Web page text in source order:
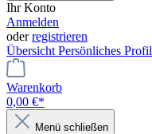
Ihr Konto
Anmelden
oderregistrieren
Übersicht Persönliches Profil
Warenkorb
0,00 €*
Menü schließen